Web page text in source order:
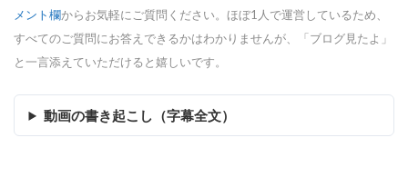
メント欄からお気軽にご質問ください。ほぼ1人で運営しているため、
すべてのご質問にお答えできるかはわかりませんが、「ブログ見たよ」
と一言添えていただけると嬉しいです。
動画の書き起こし（字幕全文）